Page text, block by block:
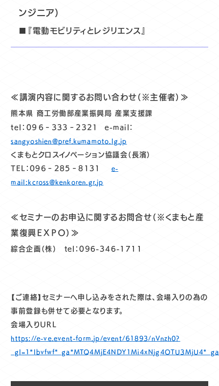
ンジニア）
■『電動モビリティとレジリエンス』
≪講演内容に関するお問い合わせ（※主催者）≫
熊本県 商工労働部産業振興局 産業支援課
tel：０９６‐333‐2321 e-mail：
sangyoshien@pref.kumamoto.lg.jp
くまもとクロスイノベーション協議会（長濱）
TEL：096‐285‐8131
e-
mail:kcross@kenkoren.gr.jp
≪セミナーのお申込に関するお問合せ（※くまもと産
業復興ＥＸＰＯ）≫
綜合企画（株） tel：096-346-1711
【ご連絡】セミナーへ申し込みをされた際は、会場入りの為の
事前登録も併せて必要となります。
会場入りURL
https://e-ve.event-form.jp/event/61893/nVnzh0?